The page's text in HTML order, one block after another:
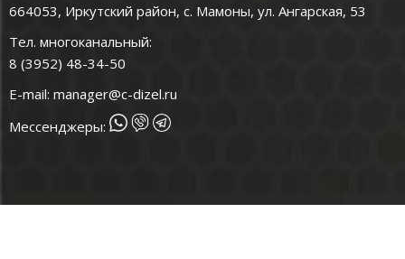
664053, Иркутский район, с. Мамоны, ул. Ангарская, 53
Тел. многоканальный:
8 (3952) 48-34-50
E-mail: manager@c-dizel.ru
Мессенджеры: